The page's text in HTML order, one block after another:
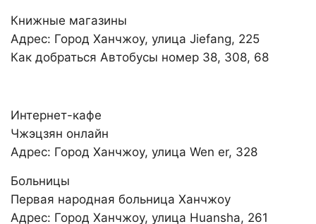
Книжные магазины
Адрес: Город Ханчжоу, улица Jiefang, 225
Как добраться Автобусы номер 38, 308, 68
Интернет-кафе
Чжэцзян онлайн
Адрес: Город Ханчжоу, улица Wen er, 328
Больницы
Первая народная больница Ханчжоу
Адрес: Город Ханчжоу, улица Huansha, 261